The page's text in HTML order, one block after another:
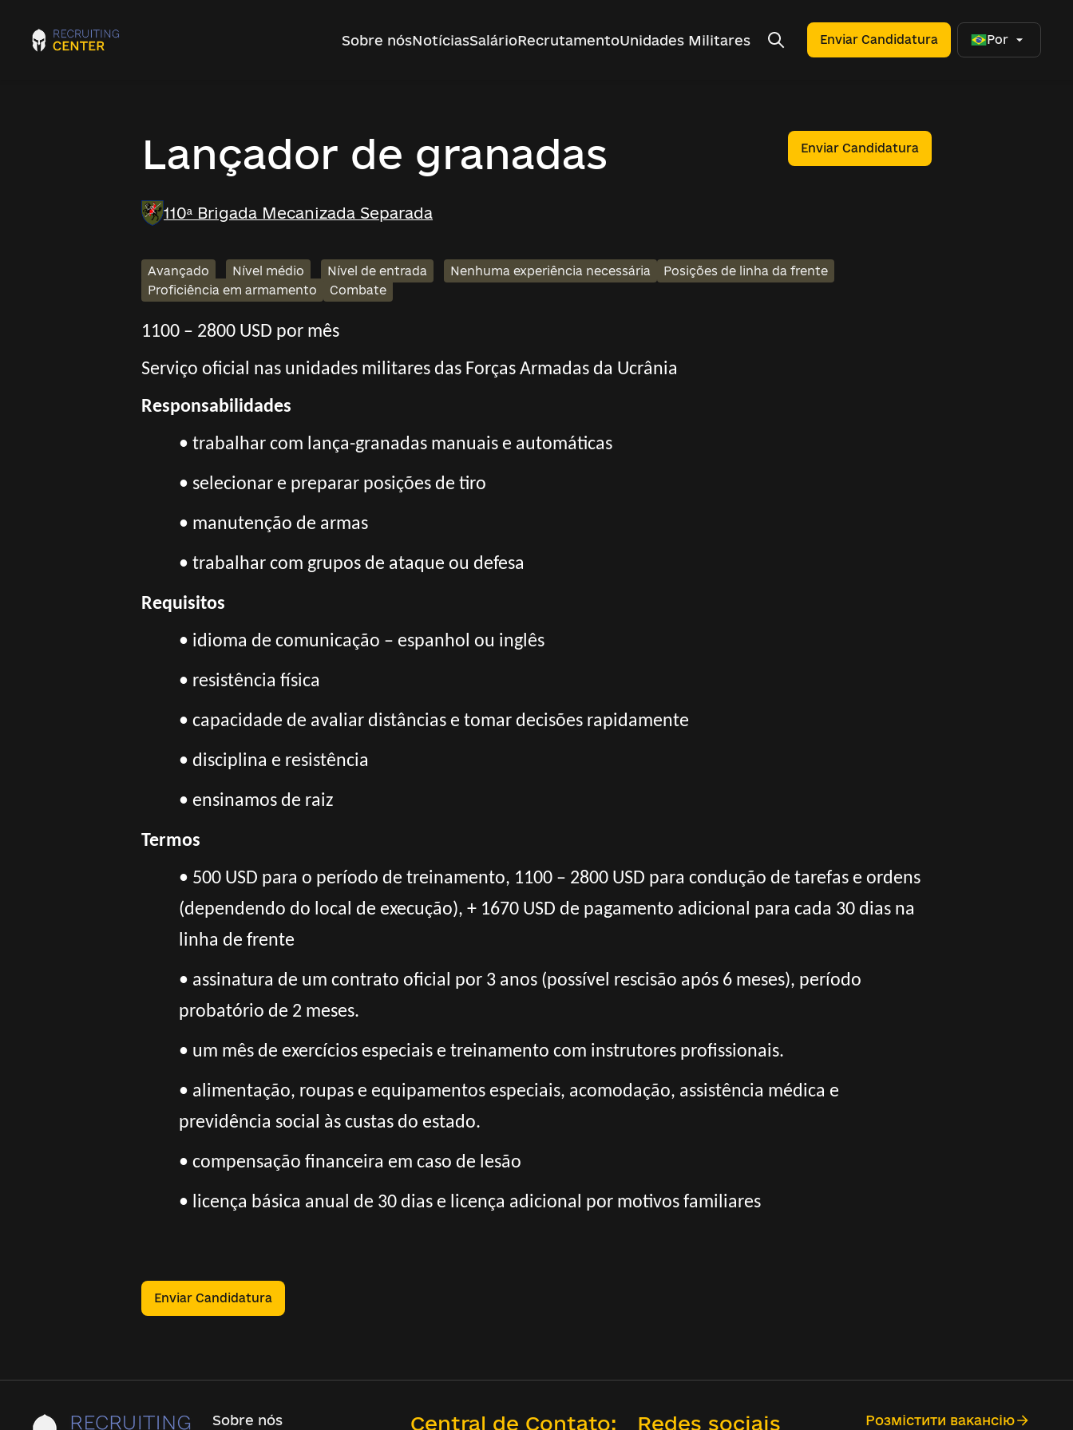
Sobre nósNotíciasSalárioRecrutamentoUnidades Militares Enviar Candidatura Por
Lançador de granadas Enviar Candidatura
110ª Brigada Mecanizada Separada
Avançado Nível médio Nível de entrada Nenhuma experiência necessária
Posições de linha da frente
Proficiência em armamento
Combate
1100 – 2800 USD por mês
Serviço oficial nas unidades militares das Forças Armadas da Ucrânia
Responsabilidades
• trabalhar com lança-granadas manuais e automáticas
• selecionar e preparar posições de tiro
• manutenção de armas
• trabalhar com grupos de ataque ou defesa
Requisitos
• idioma de comunicação – espanhol ou inglês
• resistência física
• capacidade de avaliar distâncias e tomar decisões rapidamente
• disciplina e resistência
• ensinamos de raiz
Termos
• 500 USD para o período de treinamento, 1100 – 2800 USD para condução de tarefas e ordens
(dependendo do local de execução), + 1670 USD de pagamento adicional para cada 30 dias na
linha de frente
• assinatura de um contrato oficial por 3 anos (possível rescisão após 6 meses), período
probatório de 2 meses.
• um mês de exercícios especiais e treinamento com instrutores profissionais.
• alimentação, roupas e equipamentos especiais, acomodação, assistência médica e
previdência social às custas do estado.
• compensação financeira em caso de lesão
• licença básica anual de 30 dias e licença adicional por motivos familiares
Enviar Candidatura
Sobre nós
Central de Contato: Redes sociais Розмістити вакансію